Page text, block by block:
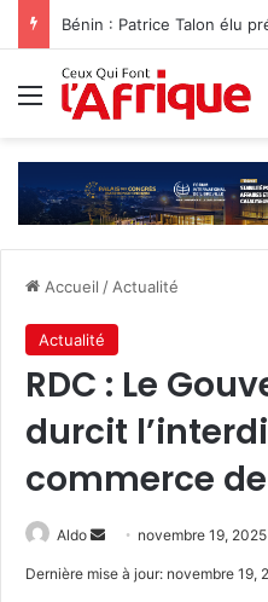
Bénin : Patrice Talon élu
Menu
Accueil / Actualité
Actualité
RDC : Le
durcit
commerce
Aldo
Envoyernovembre 19, 2025
Dernière mise à jour: novembre 19,